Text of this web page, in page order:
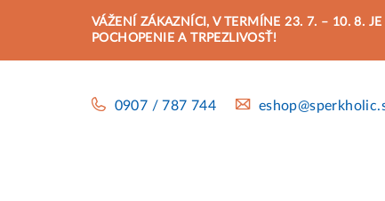
VÁŽENÍ ZÁKAZNÍCI, V TERMÍNE 23. 7. – 10. 8.
POCHOPENIE A TRPEZLIVOSŤ!
0907 / 787 744